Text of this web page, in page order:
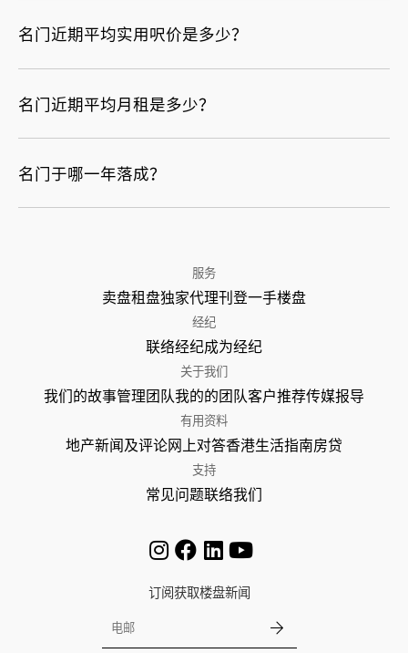
名门近期平均实用呎价是多少？
名门近期平均月租是多少？
名门于哪一年落成？
服务
卖盘租盘独家代理刊登一手楼盘
经纪
联络经纪成为经纪
关于我们
我们的故事管理团队我的的团队客户推荐传媒报导
有用资料
地产新闻及评论网上对答香港生活指南房贷
支持
常见问题联络我们
订阅获取楼盘新闻